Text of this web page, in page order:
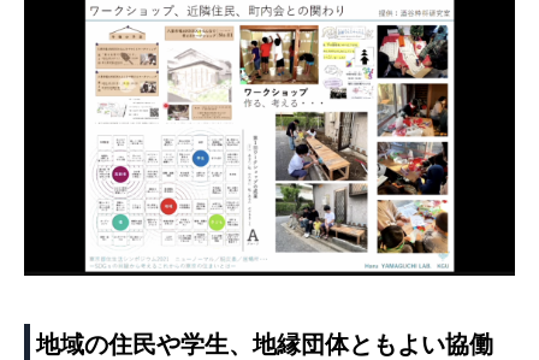
地域の住民や学生、地縁団体ともよい協働